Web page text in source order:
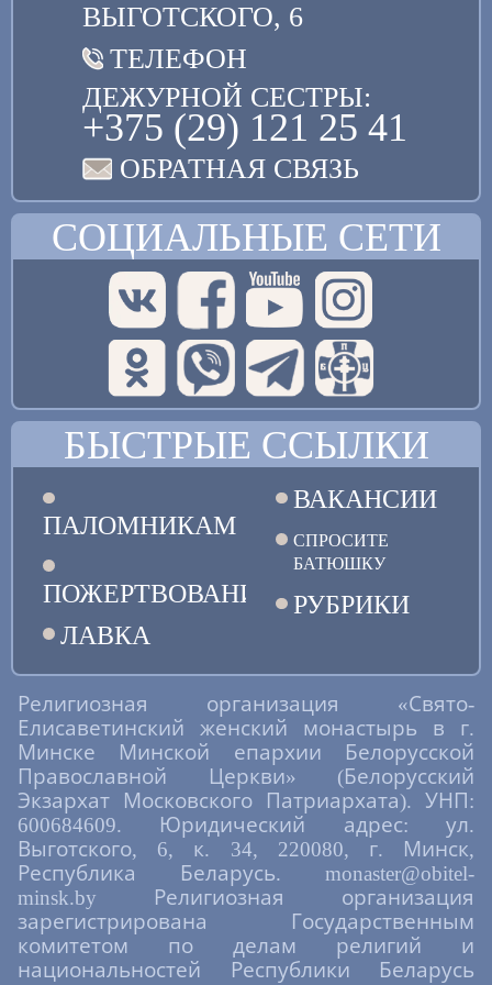
ВЫГОТСКОГО, 6
ТЕЛЕФОН
ДЕЖУРНОЙ СЕСТРЫ:
+375 (29) 121 25 41
ОБРАТНАЯ СВЯЗЬ
СОЦИАЛЬНЫЕ СЕТИ
БЫСТРЫЕ ССЫЛКИ
ПАЛОМНИКАМ
ПОЖЕРТВОВАНИЯ
ЛАВКА
ВАКАНСИИ
СПРОСИТЕ
БАТЮШКУ
РУБРИКИ
Религиозная организация «Свято-
Елисаветинский женский монастырь в г.
Минске Минской епархии Белорусской
Православной Церкви» (Белорусский
Экзархат Московского Патриархата). УНП:
600684609. Юридический адрес: ул.
Выготского, 6, к. 34, 220080, г. Минск,
Республика Беларусь. monaster@obitel-
minsk.by Религиозная организация
зарегистрирована Государственным
комитетом по делам религий и
национальностей Республики Беларусь